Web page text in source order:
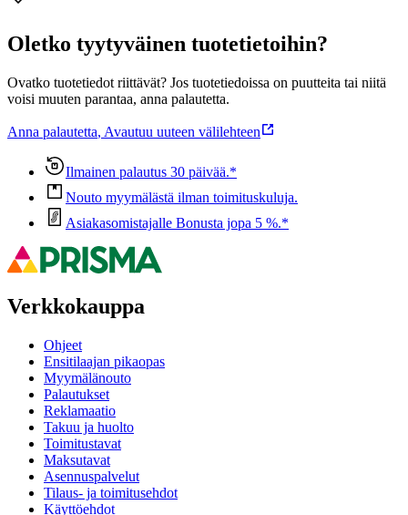
Oletko tyytyväinen tuotetietoihin?
Ovatko tuotetiedot riittävät? Jos tuotetiedoissa on puutteita tai niitä
voisi muuten parantaa, anna palautetta.
Anna palautetta, Avautuu uuteen välilehteen
Ilmainen palautus 30 päivää.*
Nouto myymälästä ilman toimituskuluja.
Asiakasomistajalle Bonusta jopa 5 %.*
Verkkokauppa
Ohjeet
Ensitilaajan pikaopas
Myymälänouto
Palautukset
Reklamaatio
Takuu ja huolto
Toimitustavat
Maksutavat
Asennuspalvelut
Tilaus- ja toimitusehdot
Käyttöehdot